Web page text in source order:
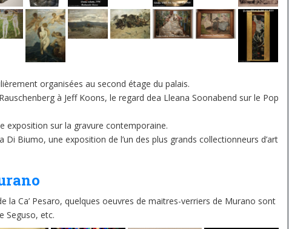
organisées au second étage du palais.
à Jeff Koons, le regard dea Lleana Soonabend sur le Pop
exposition sur la gravure contemporaine.
Di Biumo, une exposition de l’un des plus grands collectionneurs d’art
la Ca’ Pesaro, quelques oeuvres de maitres-verriers de Murano sont
Seguso, etc.